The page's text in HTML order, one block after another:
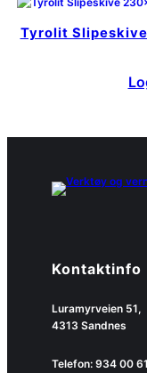
Tyrolit
Kontaktinfo
Luramyrveien 51,
4313 Sandnes
Telefon: 934 00